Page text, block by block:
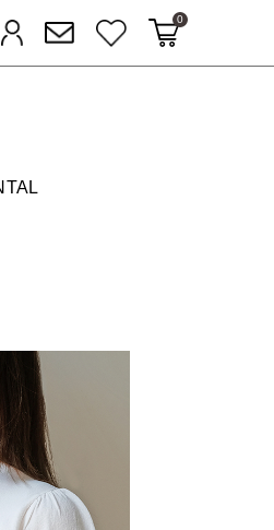
ログイン メルマガ登録お気に入りカートに入れる
0